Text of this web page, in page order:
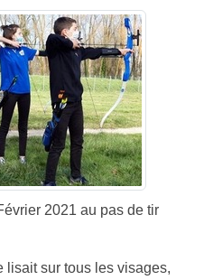
2021 au pas de tir
lisait sur tous les visages,